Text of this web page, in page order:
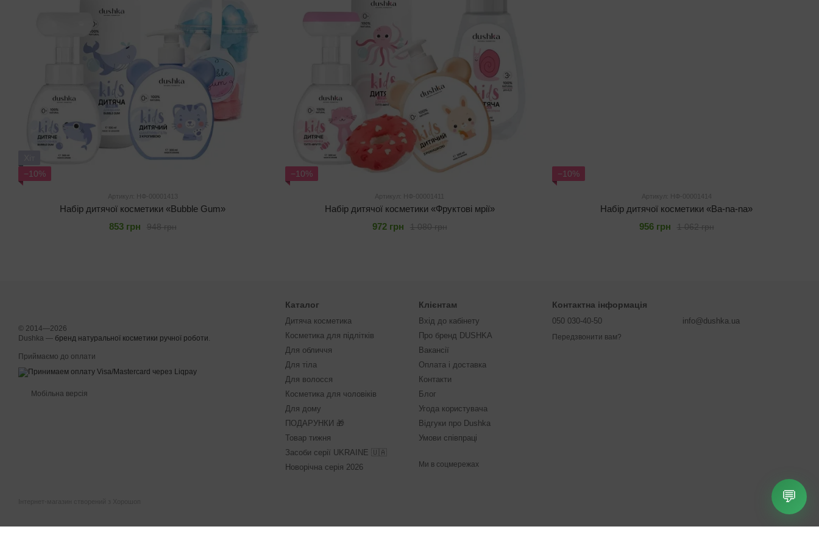
−10%
Артикул: НФ-00001413
Набір дитячої косметики «Bubble Gum»
948 грн
853 грн
−10%
Артикул: НФ-00001411
Набір дитячої косметики «Фруктові мрії»
1 080 грн
972 грн
−10%
Артикул: НФ-00001414
Набір дитячої косметики «Ba-na-na»
1 062 грн
956 грн
© 2014—2026
Dushka — бренд натуральної косметики ручної роботи.
Приймаємо до оплати
Мобільна версія
Каталог
Дитяча косметика
Косметика для підлітків
Для обличчя
Для тіла
Для волосся
Косметика для чоловіків
Для дому
ПОДАРУНКИ 🎁
Товар тижня
Засоби серії UKRAINE 🇺🇦
Новорічна серія 2026
Клієнтам
Вхід до кабінету
Про бренд DUSHKA
Вакансії
Оплата і доставка
Контакти
Блог
Угода користувача
Відгуки про Dushka
Умови співпраці
Ми в соцмережах
Контактна інформація
050 030-40-50
Передзвонити вам?
info@dushka.ua
💬